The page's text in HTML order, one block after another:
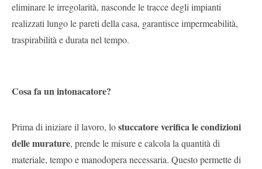
eliminare le irregolarità, nasconde le tracce degli impianti
realizzati lungo le pareti della casa, garantisce impermeabilità,
traspirabilità e durata nel tempo.
Cosa fa un intonacatore?
Prima di iniziare il lavoro, lostuccatore verifica le condizioni
delle murature, prende le misure e calcola la quantità di
materiale, tempo e manodopera necessaria. Questo permette di